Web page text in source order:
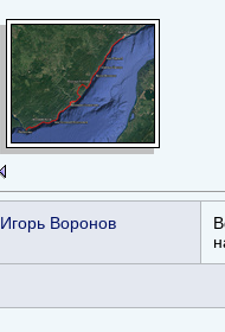
Игорь Воронов